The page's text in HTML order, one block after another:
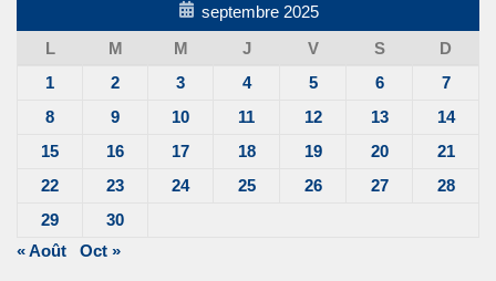
septembre 2025
L
M M J V S
D
1
2 3 4 5 6
7
8
9 10 11 12 13
14
15
16 17 18 19 20
21
22
23 24 25 26 27
28
29
30
« Août
Oct »